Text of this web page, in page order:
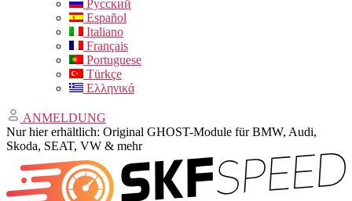
Русский
Español
Italiano
Français
Portuguese
Türkçe
Ελληνικά
ANMELDUNG
Nur hier erhältlich: Original GHOST-Module für BMW, Audi,
Skoda, SEAT, VW & mehr